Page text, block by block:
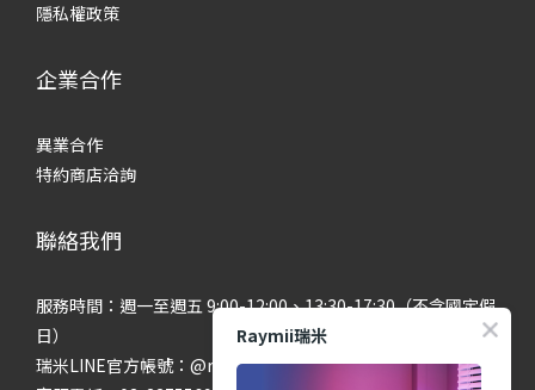
隱私權政策
企業合作
異業合作
特約商店洽詢
聯絡我們
服務時間：週一至週五 9:00-12:00、13:30-17:30（不含國定假
日）
瑞米LINE官方帳號：@raymii
Raymii瑞米